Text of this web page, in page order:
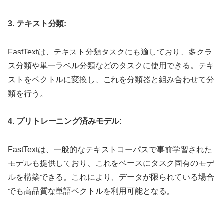
3. テキスト分類:
FastTextは、テキスト分類タスクにも適しており、多クラ
ス分類や単一ラベル分類などのタスクに使用できる。テキ
ストをベクトルに変換し、これを分類器と組み合わせて分
類を行う。
4. プリトレーニング済みモデル:
FastTextは、一般的なテキストコーパスで事前学習された
モデルも提供しており、これをベースにタスク固有のモデ
ルを構築できる。これにより、データが限られている場合
でも高品質な単語ベクトルを利用可能となる。